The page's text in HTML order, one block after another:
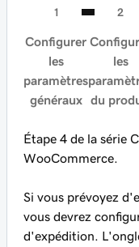
Configurer
les
paramètres
généraux
les
du
Étape 4 de la série
WooCommerce.
Si vous prévoyez
vous devrez
d'expédition.